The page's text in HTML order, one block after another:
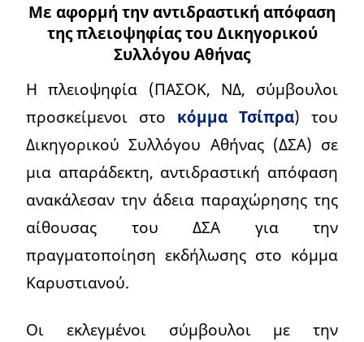
Με αφορμή την αντιδραστική απόφαση
της πλειοψηφίας του Δικηγορικού
Συλλόγου Αθήνας
Η πλειοψηφία (ΠΑΣΟΚ, ΝΔ, σύμβουλοι
προσκείμενοι στο κόμμα Τσίπρα) του
Δικηγορικού Συλλόγου Αθήνας (ΔΣΑ) σε
μια απαράδεκτη, αντιδραστική απόφαση
ανακάλεσαν την άδεια παραχώρησης της
αίθουσας του ΔΣΑ για την
πραγματοποίηση εκδήλωσης στο κόμμα
Καρυστιανού.
Οι εκλεγμένοι σύμβουλοι με την